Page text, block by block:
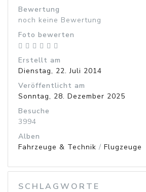
Bewertung
noch keine Bewertung
Foto bewerten
Erstellt am
Dienstag, 22. Juli 2014
Veröffentlicht am
Sonntag, 28. Dezember 2025
Besuche
3994
Alben
Fahrzeuge & Technik / Flugzeuge
SCHLAGWORTE